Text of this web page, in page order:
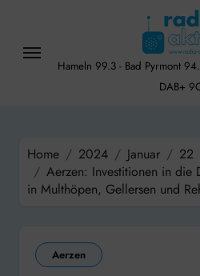
content
Hameln 99.3 - Bad Pyrmont
DAB+
Home 2024 Januar
22
Aerzen: Investitionen in die
in Multhöpen, Gellersen und
Aerzen